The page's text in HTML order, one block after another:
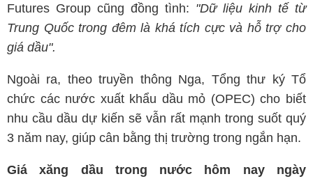
Futures Group cũng đồng tình: "Dữ liệu kinh tế từ
Trung Quốc trong đêm là khá tích cực và hỗ trợ cho
giá dầu".
Ngoài ra, theo truyền thông Nga, Tổng thư ký Tổ
chức các nước xuất khẩu dầu mỏ (OPEC) cho biết
nhu cầu dầu dự kiến sẽ vẫn rất mạnh trong suốt quý
3 năm nay, giúp cân bằng thị trường trong ngắn hạn.
Giá xăng dầu trong nước hôm nay ngày